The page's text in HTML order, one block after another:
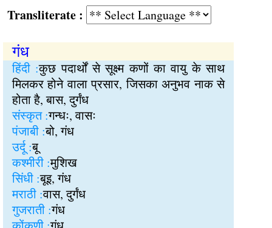
:
गंध
हिंदी :कुछ पदार्थों से सूक्ष्म कणों का वायु के साथ
मिलकर होने वाला प्रसार, जिसका अनुभव नाक से
होता है, बास, दुर्गंध
संस्कृत :गन्धः, वासः
पंजाबी :बो, गंध
उर्दू :बू
कश्मीरी :मुशिख
सिंधी :बूइ, गंध
मराठी :वास, दुर्गंध
गुजराती :गंध